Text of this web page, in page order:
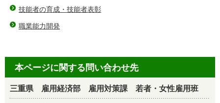
技能者の育成・技能者表彰
職業能力開発
本ページに関する問い合わせ先
三重県 雇用経済部 雇用対策課 若者・女性雇用班